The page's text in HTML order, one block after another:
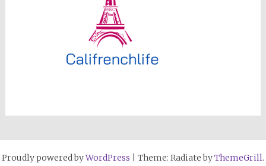
Proudly powered byWordPress Theme: Radiate byThemeGrill.